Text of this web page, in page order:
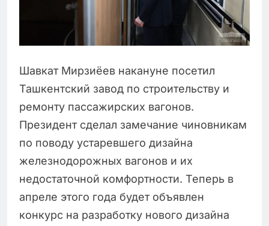
Шавкат Мирзиёев накануне посетил
Ташкентский завод по строительству и
ремонту пассажирских вагонов.
Президент сделал замечание чиновникам
по поводу устаревшего дизайна
железнодорожных вагонов и их
недостаточной комфортности. Теперь в
апреле этого года будет объявлен
конкурс на разработку нового дизайна